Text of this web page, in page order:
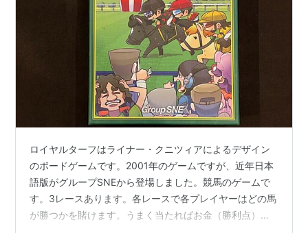
ロイヤルターフはライナー・クニツィアによるデザイン
のボードゲームです。2001年のゲームですが、近年日本
語版がグループSNEから登場しました。競馬のゲームで
す。3レースあります。各レースで各プレイヤーはどの馬
が勝つかを賭けます。うまく当たればお金（勝利点）が